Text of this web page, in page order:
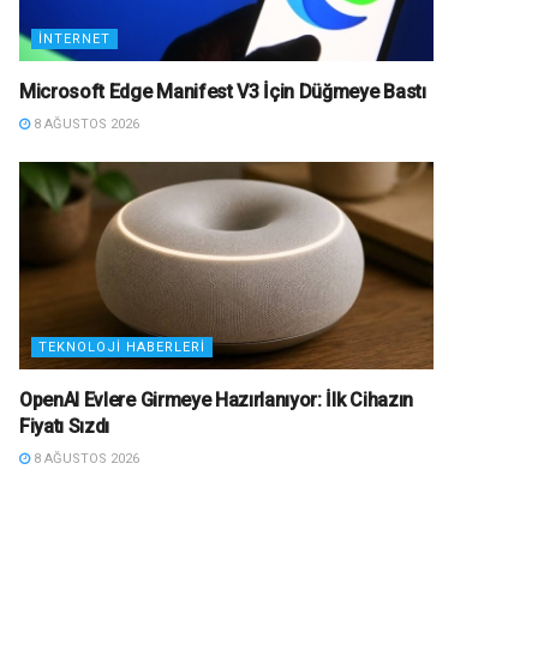
İNTERNET
Microsoft Edge Manifest V3 İçin Düğmeye Bastı
8 AĞUSTOS 2026
TEKNOLOJI HABERLERI
OpenAI Evlere Girmeye Hazırlanıyor: İlk Cihazın
Fiyatı Sızdı
8 AĞUSTOS 2026